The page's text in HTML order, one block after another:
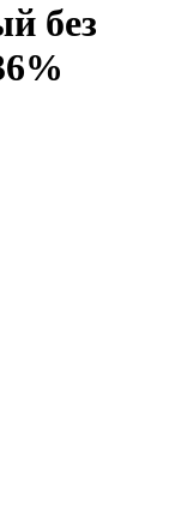
без